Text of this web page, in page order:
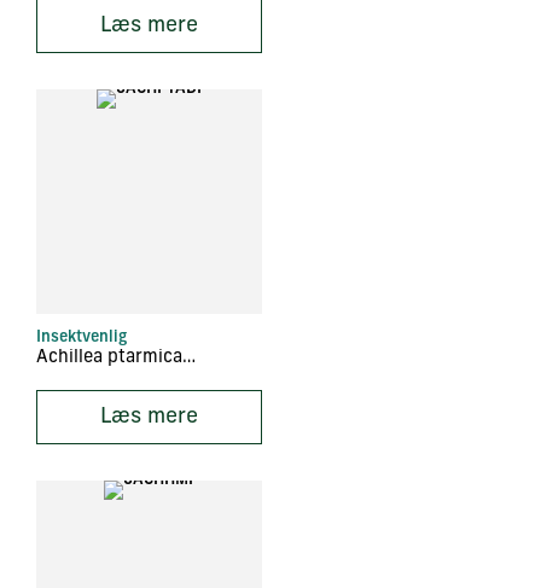
Læs mere
Insektvenlig
Achillea ptarmica ‘Die Perle’
Læs mere